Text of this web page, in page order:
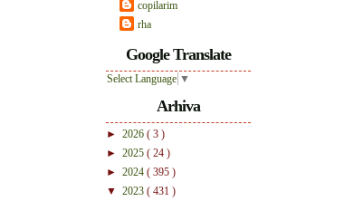
copilarim
rha
Google Translate
Select Language ▼
Arhiva
► 2026 ( 3 )
► 2025 ( 24 )
► 2024 ( 395 )
▼ 2023 ( 431 )